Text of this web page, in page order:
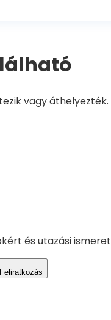
vagy áthelyezték.
és utazási
Feliratkozás